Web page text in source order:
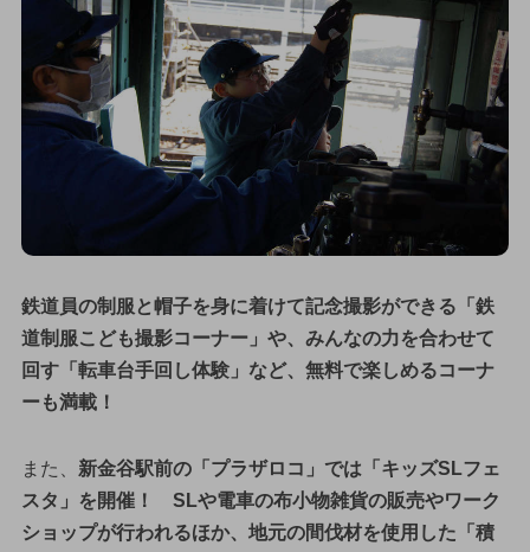
鉄道員の制服と帽子を身に着けて記念撮影ができる「鉄
道制服こども撮影コーナー」や、みんなの力を合わせて
回す「転車台手回し体験」など、無料で楽しめるコーナ
ーも満載！
また、 新金谷駅前の「プラザロコ」では「キッズSLフェ
スタ」を開催！ SLや電車の布小物雑貨の販売やワーク
ショップが行われるほか、地元の間伐材を使用した「積